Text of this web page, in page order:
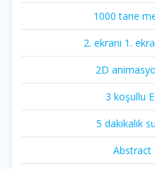
1000 tane
2. ekranı 1.
2D
3 koşullu
5 dakikalık
Abstract